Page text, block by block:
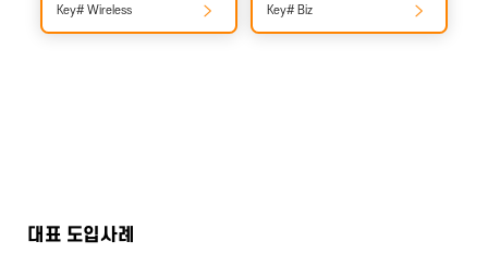
Key# Wireless Key# Biz
대표 도입사례